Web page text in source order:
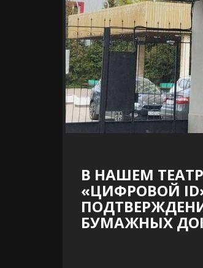
В НАШЕМ
«ЦИФРОВОЙ
БУМАЖНЫХ